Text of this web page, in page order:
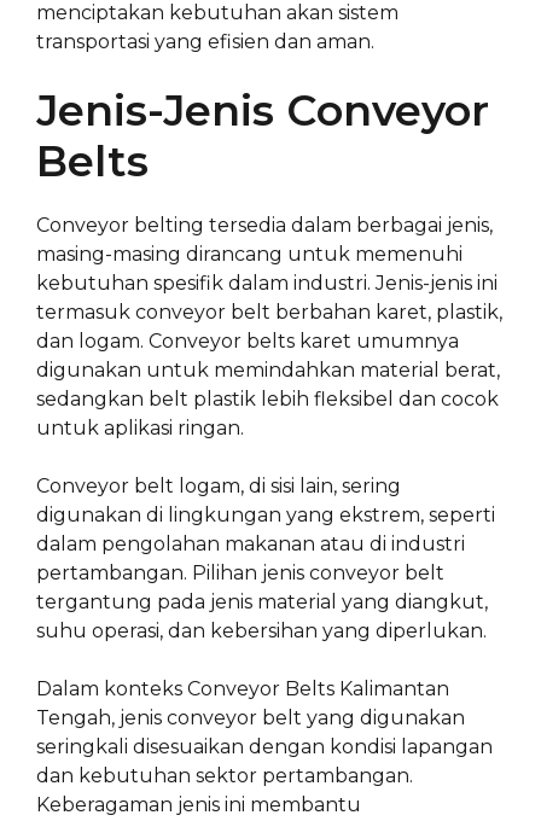
menciptakan kebutuhan akan sistem
transportasi yang efisien dan aman.
Jenis-Jenis Conveyor
Belts
Conveyor belting tersedia dalam berbagai jenis,
masing-masing dirancang untuk memenuhi
kebutuhan spesifik dalam industri. Jenis-jenis ini
termasuk conveyor belt berbahan karet, plastik,
dan logam. Conveyor belts karet umumnya
digunakan untuk memindahkan material berat,
sedangkan belt plastik lebih fleksibel dan cocok
untuk aplikasi ringan.
Conveyor belt logam, di sisi lain, sering
digunakan di lingkungan yang ekstrem, seperti
dalam pengolahan makanan atau di industri
pertambangan. Pilihan jenis conveyor belt
tergantung pada jenis material yang diangkut,
suhu operasi, dan kebersihan yang diperlukan.
Dalam konteks Conveyor Belts Kalimantan
Tengah, jenis conveyor belt yang digunakan
seringkali disesuaikan dengan kondisi lapangan
dan kebutuhan sektor pertambangan.
Keberagaman jenis ini membantu